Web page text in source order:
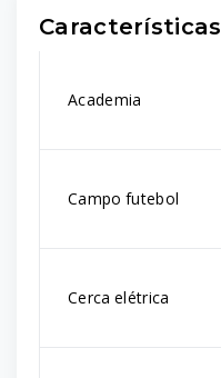
Academia
Campo futebol
Cerca elétrica